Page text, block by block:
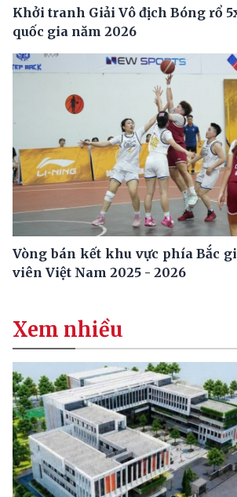
Khởi tranh Giải Vô địch Bóng rổ
quốc gia năm 2026
Vòng bán kết khu vực phía Bắc
viên Việt Nam 2025 - 2026
Xem nhiều